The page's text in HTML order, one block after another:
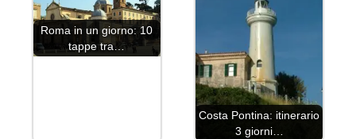
Roma in un giorno: 10
tappe tra…
Costa Pontina: itinerario
3 giorni…